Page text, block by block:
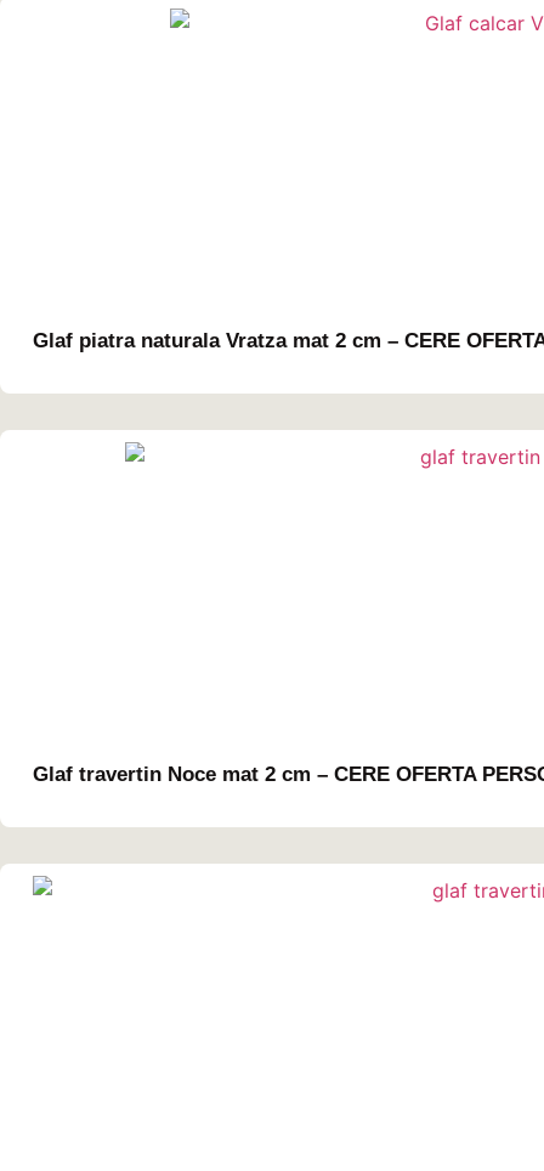
Glaf piatra naturala Vratza mat 2 cm – CERE
Glaf travertin Noce mat 2 cm – CERE OFERTA